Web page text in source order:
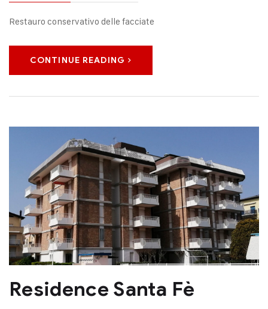
Restauro conservativo delle facciate
CONTINUE READING
Residence Santa Fè